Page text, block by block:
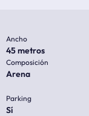
Ancho
45 metros
Composición
Arena
Parking
Sí